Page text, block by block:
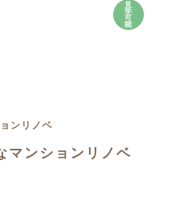
見
学
可
能
マンションリノベ